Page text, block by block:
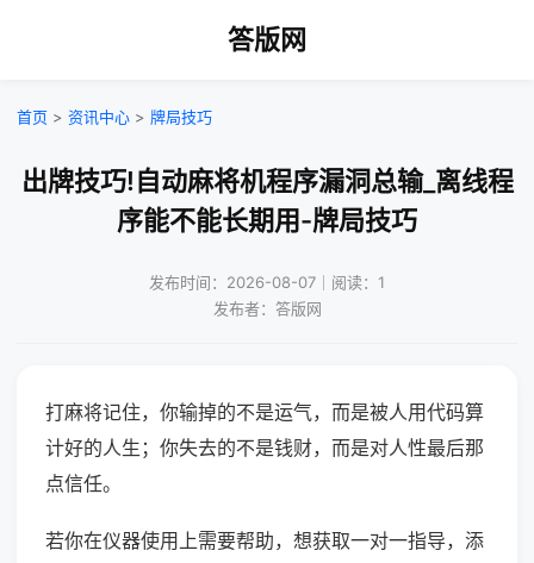
答版网
首页 > 资讯中心 > 牌局技巧
出牌技巧!自动麻将机程序漏洞总输_离线程
序能不能长期用-牌局技巧
发布时间：2026-08-07｜阅读：1
发布者：答版网
打麻将记住，你输掉的不是运气，而是被人用代码算
计好的人生；你失去的不是钱财，而是对人性最后那
点信任。
若你在仪器使用上需要帮助，想获取一对一指导，添